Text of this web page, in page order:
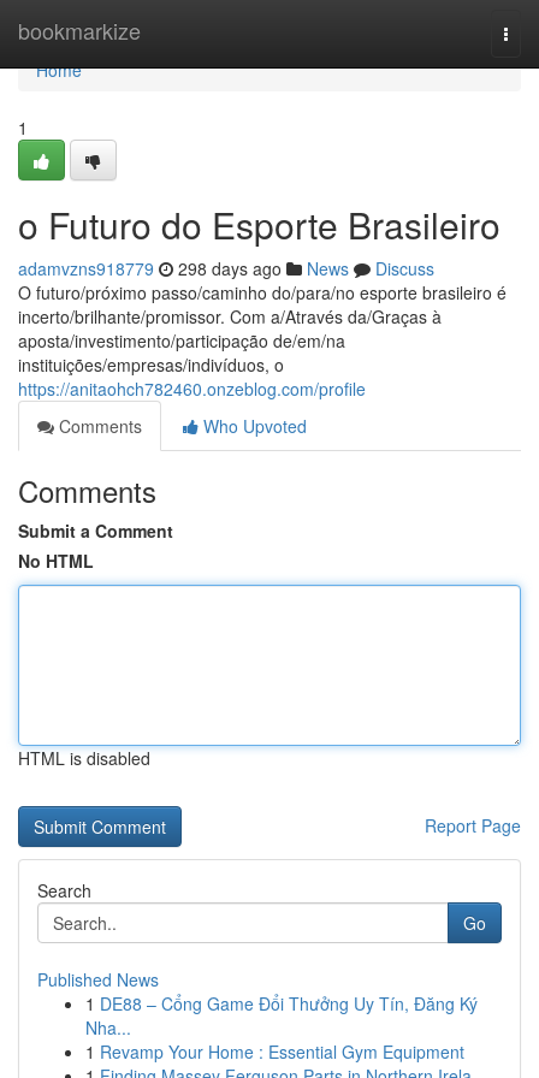
bookmarkize
Home
Home
1
o Futuro do Esporte Brasileiro
adamvzns918779 298 days ago News
Discuss
O futuro/próximo passo/caminho do/para/no esporte brasileiro é
incerto/brilhante/promissor. Com a/Através da/Graças à
aposta/investimento/participação de/em/na
instituições/empresas/indivíduos, o
https://anitaohch782460.onzeblog.com/profile
Comments
Who Upvoted
Comments
Submit a Comment
No HTML
HTML is disabled
Report Page
Search
Go
Published News
1 DE88 – Cổng Game Đổi Thưởng Uy Tín, Đăng Ký
Nha...
1 Revamp Your Home : Essential Gym Equipment